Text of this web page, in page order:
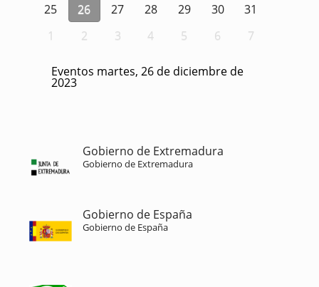
25
26 27 28 29 30
31
1
2 3 4 5 6 7
Eventos martes, 26 de diciembre de
2023
Gobierno de Extremadura
Gobierno de Extremadura
Gobierno de España
Gobierno de España